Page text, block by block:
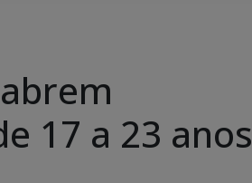
17 a 23 anos